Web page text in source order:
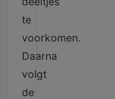
te
voorkomen.
Daarna
volgt
de